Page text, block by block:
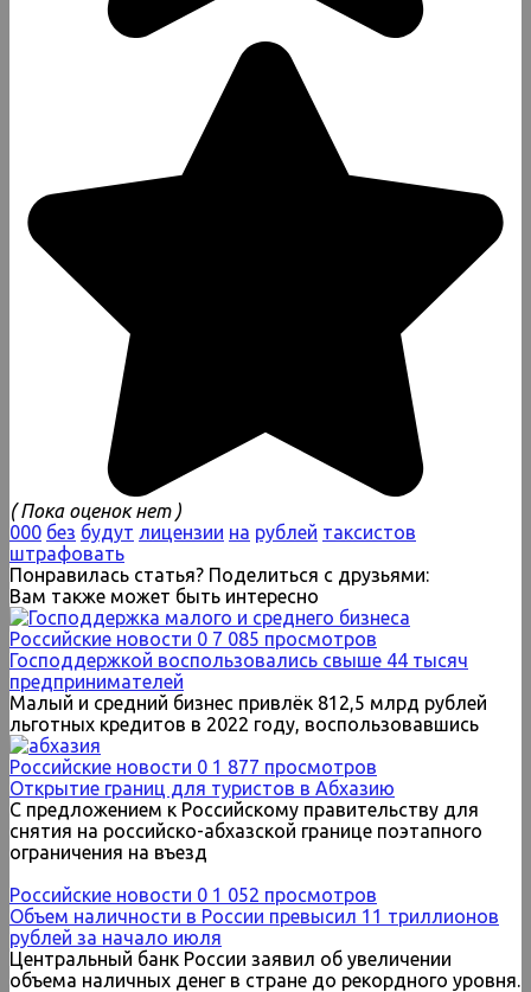
( Пока оценок нет )
000 без будут лицензии на рублей таксистов
штрафовать
Понравилась статья? Поделиться с друзьями:
Вам также может быть интересно
Российские новости 0 7 085 просмотров
Господдержкой воспользовались свыше 44 тысяч
предпринимателей
Малый и средний бизнес привлёк 812,5 млрд рублей
льготных кредитов в 2022 году, воспользовавшись
Российские новости 0 1 877 просмотров
Открытие границ для туристов в Абхазию
С предложением к Российскому правительству для
снятия на российско-абхазской границе поэтапного
ограничения на въезд
Российские новости 0 1 052 просмотров
Объем наличности в России превысил 11 триллионов
рублей за начало июля
Центральный банк России заявил об увеличении
объема наличных денег в стране до рекордного уровня.